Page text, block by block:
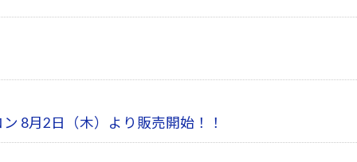
8月2日（木）より販売開始！！